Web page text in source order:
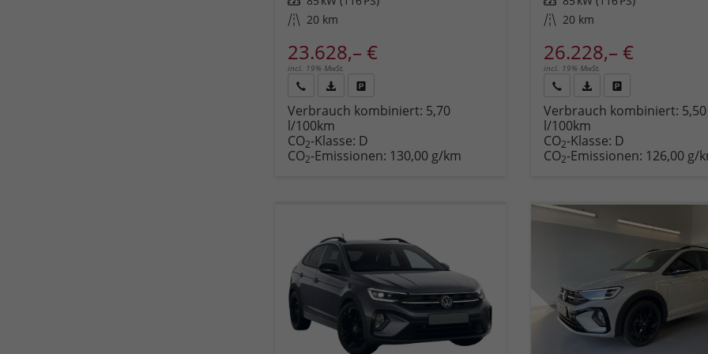
Kilometerstand 20 km
23.628,– €
incl. 19% MwSt.
anfordernDatei,
Fahrzeugexposé
drucken
drucken,
oder
vergleichen
Verbrauch kombiniert: 5,70
l/100km
CO2-Klasse: D
CO2-Emissionen: 130,00 g/km
Kilometerstand 20 km
26.228,– €
incl. 19% MwSt.
anfordernDatei,
Fahrzeugexposé
drucken
drucken,
oder
vergleichen
Verbrauch kombiniert: 5,50
l/100km
CO2-Klasse: D
CO2-Emissionen: 126,00 g/